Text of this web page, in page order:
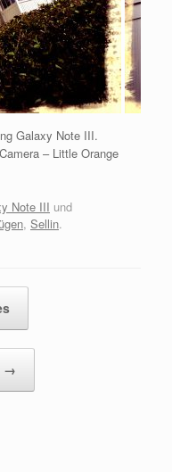
Galaxy Note III.
– Little Orange
Note III und
, Sellin.
→